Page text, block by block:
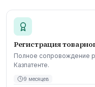
Регистрация
Полное сопровождение
Казпатенте.
9 месяцев